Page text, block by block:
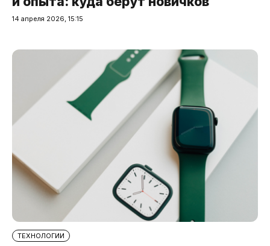
14 апреля 2026, 15:15
ТЕХНОЛОГИИ